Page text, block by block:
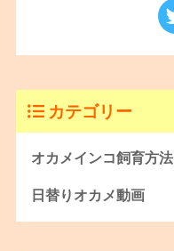
カテゴリー
オカメインコ飼育方法
日替りオカメ動画